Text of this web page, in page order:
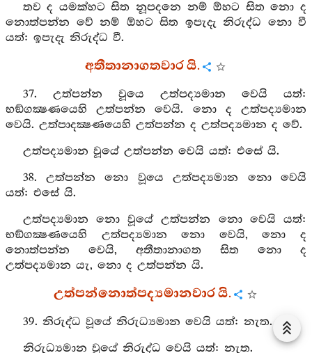
තව ද යමක්හට සිත නූපදනෙ නම් ඕහට සිත නො ද
නොත්පන්න වේ නම් ඕහට සිත ඉපැදැ නිරුද්ධ නො වී
යත්: ඉපැදැ නිරුද්ධ වී.
අතීතානාගතවාර යි.
37. උත්පන්න වූයෙ උත්පද්‍යමාන වෙයි යත්:
භඞ්ගක්‍ෂණයෙහි උත්පන්න වෙයි. නො ද උත්පද්‍යමාන
වෙයි. උත්පාදක්‍ෂණයෙහි උත්පන්න ද උත්පද්‍යමාන ද වේ.
උත්පද්‍යමාන වූයේ උත්පන්න වෙයි යත්: එසේ යි.
38. උත්පන්න නො වූයෙ උත්පද්‍යමාන නො වෙයි
යත්: එසේ යි.
උත්පද්‍යමාන නො වූයේ උත්පන්න නො වෙයි යත්:
භඞ්ගක්‍ෂණයෙහි උත්පද්‍යමාන නො වෙයි, නො ද
නොත්පන්න වෙයි, අතීතානාගත සිත නො ද
උත්පද්‍යමාන යැ, නො ද උත්පන්න යි.
උත්පන්නොත්පද්‍යමානවාර යි.
39. නිරුද්ධ වූයේ නිරුධ්‍යමාන වෙයි යත්: නැත.
නිරුධ්‍යමාන වූයේ නිරුද්ධ වෙයි යත්: නැත.